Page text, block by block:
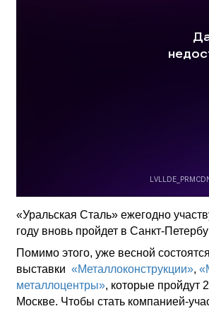
«Уральская Сталь» ежегодно
году вновь пройдет в Санкт-
Помимо этого, уже весной
выставки «Металлоконструкции»,
металлоцентры», которые пройдут
Москве. Чтобы стать компанией-